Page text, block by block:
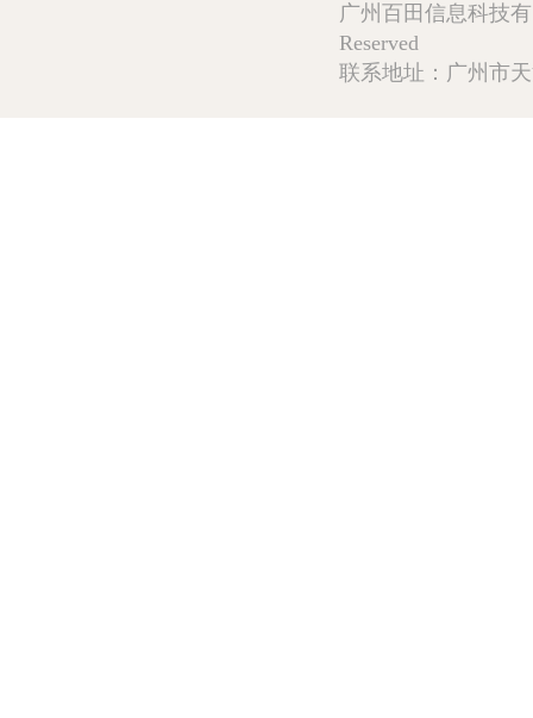
广州百田信息科技
Reserved
联系地址：广州市